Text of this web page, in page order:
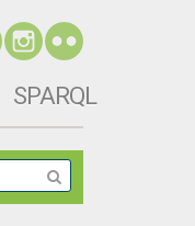
SPARQL